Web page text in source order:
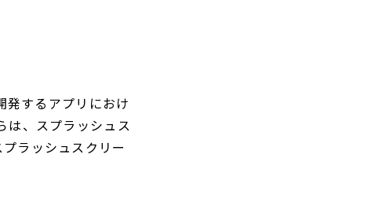
するアプリにおけ
は、スプラッシュス
ラッシュスクリー